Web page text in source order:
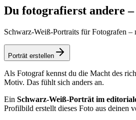
Du fotografierst andere –
Schwarz-Weiß-Portraits für Fotografen
Porträt erstellen
Als Fotograf kennst du die Macht des
Motiv. Das fühlt sich anders an.
Ein Schwarz-Weiß-Porträt im
Profilbild erstellt dieses Foto aus deinen